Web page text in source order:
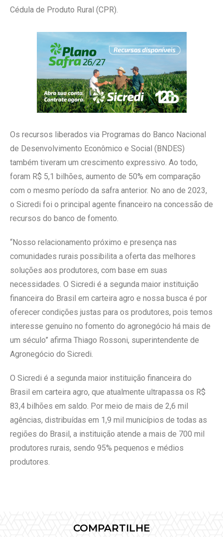
Cédula de Produto Rural (CPR).
Os recursos liberados via Programas do Banco Nacional
de Desenvolvimento Econômico e Social (BNDES)
também tiveram um crescimento expressivo. Ao todo,
foram R$ 5,1 bilhões, aumento de 50% em comparação
com o mesmo período da safra anterior. No ano de 2023,
o Sicredi foi o principal agente financeiro na concessão de
recursos do banco de fomento.
“Nosso relacionamento próximo e presença nas
comunidades rurais possibilita a oferta das melhores
soluções aos produtores, com base em suas
necessidades. O Sicredi é a segunda maior instituição
financeira do Brasil em carteira agro e nossa busca é por
oferecer condições justas para os produtores, pois temos
interesse genuíno no fomento do agronegócio há mais de
um século” afirma Thiago Rossoni, superintendente de
Agronegócio do Sicredi.
O Sicredi é a segunda maior instituição financeira do
Brasil em carteira agro, que atualmente ultrapassa os R$
83,4 bilhões em saldo. Por meio de mais de 2,6 mil
agências, distribuídas em 1,9 mil municípios de todas as
regiões do Brasil, a instituição atende a mais de 700 mil
produtores rurais, sendo 95% pequenos e médios
produtores.
COMPARTILHE